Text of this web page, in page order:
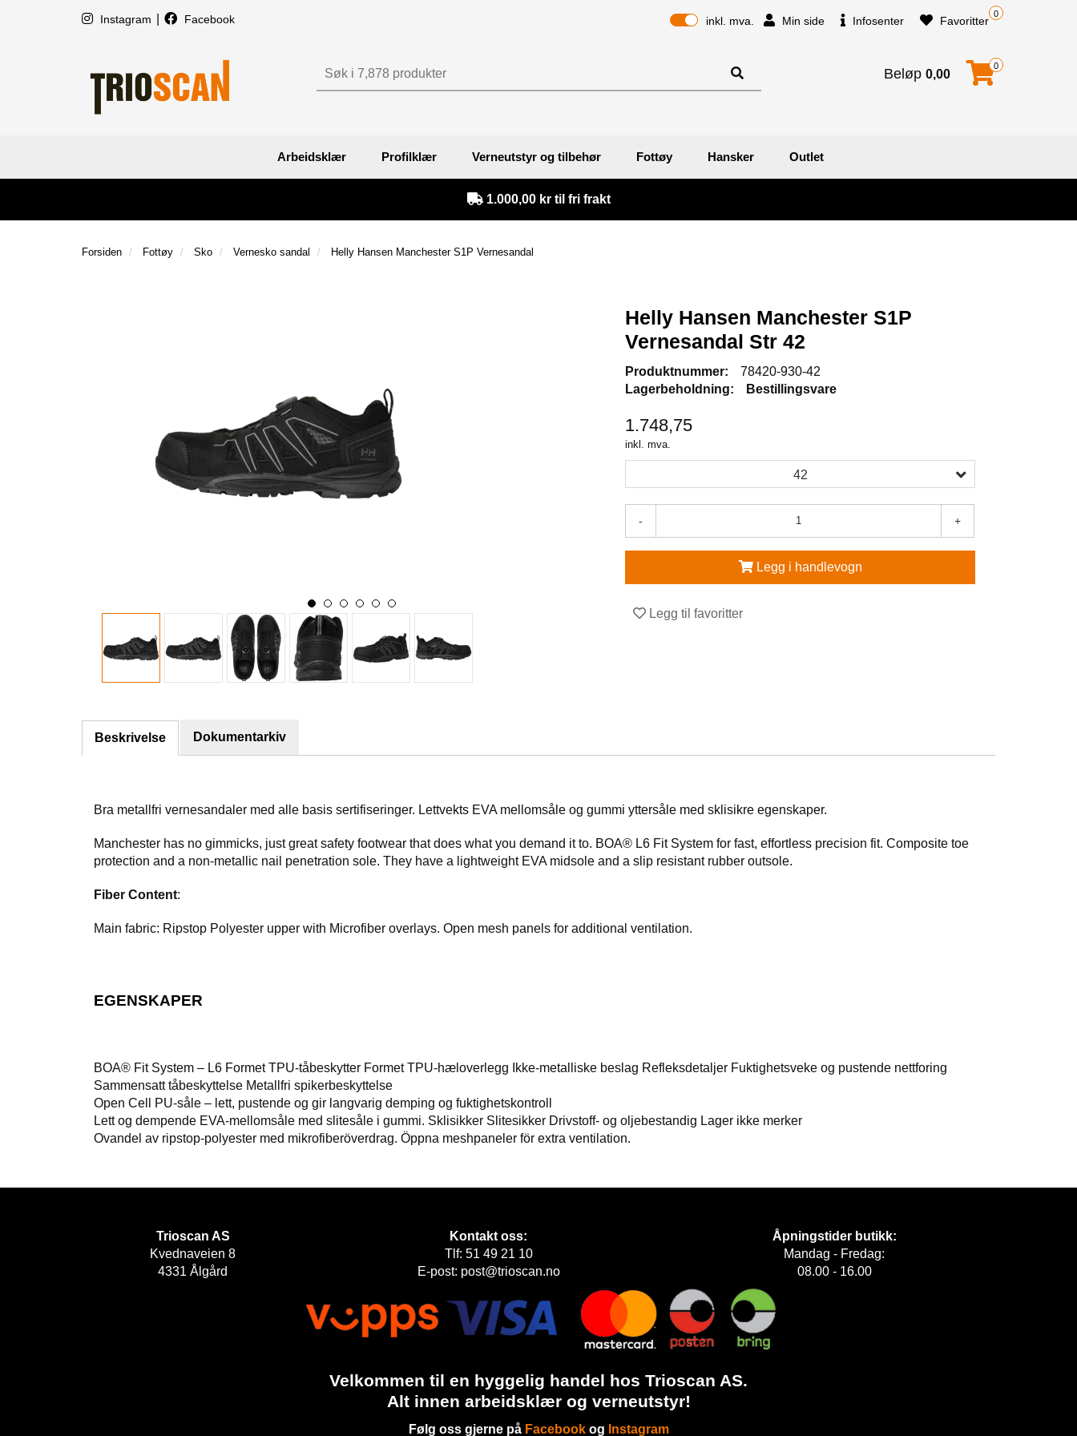
Instagram Facebook inkl. mva. Min side Infosenter
0
Favoritter
Beløp 0,00
0
Arbeidsklær Profilklær Verneutstyr og tilbehør Fottøy Hansker Outlet
1.000,00 kr til fri frakt
Forsiden Fottøy Sko Vernesko sandal Helly Hansen Manchester S1P Vernesandal
Helly Hansen Manchester S1P
Vernesandal Str 42
Produktnummer:
78420-930-42
Lagerbeholdning:
Bestillingsvare
1.748,75
inkl. mva.
42
- +
Legg i handlevogn
Legg til favoritter
Beskrivelse Dokumentarkiv
Bra metallfri vernesandaler med alle basis sertifiseringer. Lettvekts EVA mellomsåle og gummi yttersåle med sklisikre egenskaper.
Manchester has no gimmicks, just great safety footwear that does what you demand it to. BOA® L6 Fit System for fast, effortless precision fit. Composite toe
protection and a non-metallic nail penetration sole. They have a lightweight EVA midsole and a slip resistant rubber outsole.
Fiber Content:
Main fabric: Ripstop Polyester upper with Microfiber overlays. Open mesh panels for additional ventilation.
EGENSKAPER
BOA® Fit System – L6 Formet TPU-tåbeskytter Formet TPU-hæloverlegg Ikke-metalliske beslag Refleksdetaljer Fuktighetsveke og pustende nettforing
Sammensatt tåbeskyttelse Metallfri spikerbeskyttelse
Open Cell PU-såle – lett, pustende og gir langvarig demping og fuktighetskontroll
Lett og dempende EVA-mellomsåle med slitesåle i gummi. Sklisikker Slitesikker Drivstoff- og oljebestandig Lager ikke merker
Ovandel av ripstop-polyester med mikrofiberöverdrag. Öppna meshpaneler för extra ventilation.
Trioscan AS
Kvednaveien 8
4331 Ålgård
Kontakt oss:
Tlf: 51 49 21 10
E-post: post@trioscan.no
Åpningstider butikk:
Mandag - Fredag:
08.00 - 16.00
Velkommen til en hyggelig handel hos Trioscan AS.
Alt innen arbeidsklær og verneutstyr!
Følg oss gjerne på Facebookog Instagram